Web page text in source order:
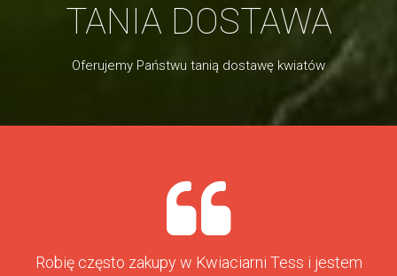
TANIA DOSTAWA
Oferujemy Państwu tanią dostawę kwiatów
Robię często zakupy w Kwiaciarni Tess i jestem